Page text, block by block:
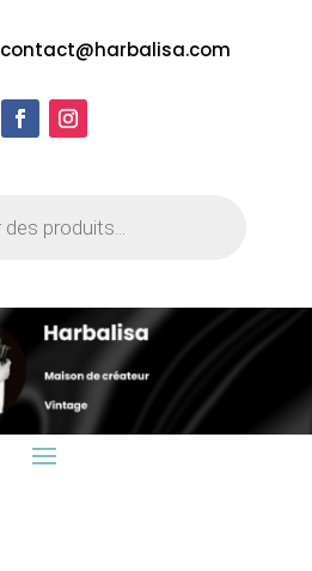
contact@harbalisa.com